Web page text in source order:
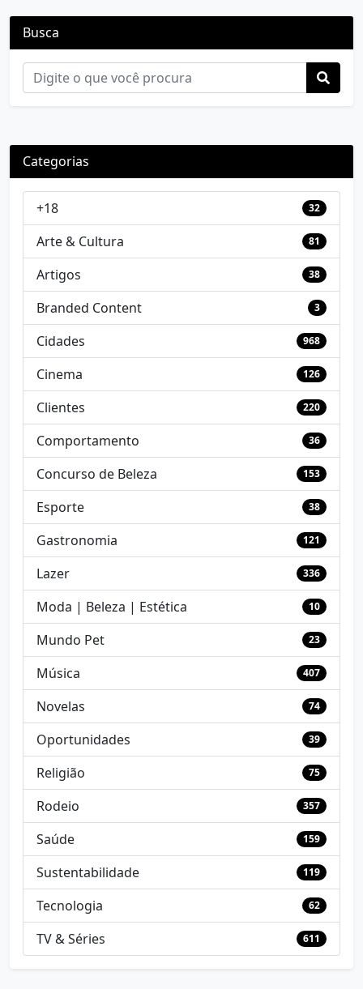
Busca
Categorias
+18 32
Arte & Cultura 81
Artigos 38
Branded Content 3
Cidades 968
Cinema 126
Clientes 220
Comportamento 36
Concurso de Beleza 153
Esporte 38
Gastronomia 121
Lazer 336
Moda | Beleza | Estética 10
Mundo Pet 23
Música 407
Novelas 74
Oportunidades 39
Religião 75
Rodeio 357
Saúde 159
Sustentabilidade 119
Tecnologia 62
TV & Séries 611